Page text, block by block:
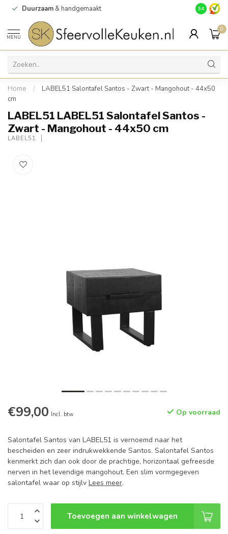
Duurzaam & handgemaakt Gratis
9.4
MENU
0
Home /
LABEL51 Salontafel Santos - Zwart - Mangohout - 44x50
cm
LABEL51 LABEL51 Salontafel Santos -
Zwart - Mangohout - 44x50 cm
LABEL51
€99,00 Incl. btw Op voorraad
Salontafel Santos van LABEL51 is vernoemd naar het
bescheiden en zeer indrukwekkende Santos. Salontafel Santos
kenmerkt zich dan ook door de prachtige, horizontaal gefreesde
nerven in het levendige mangohout. Een slim vormgegeven
salontafel waar op stijlv Lees meer.
Toevoegen aan winkelwagen